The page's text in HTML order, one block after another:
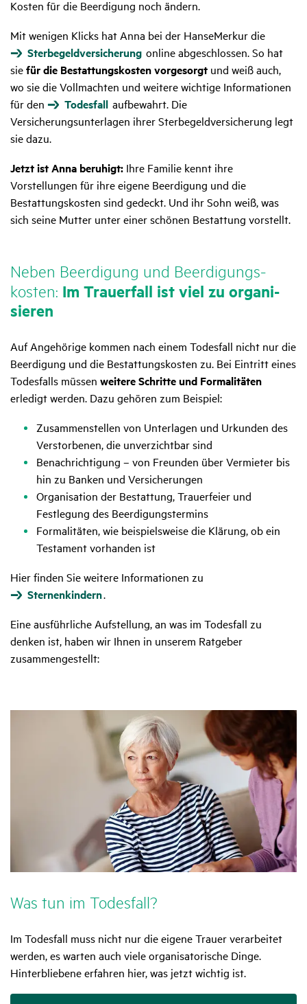
Kosten für die Beerdigung noch ändern.
Mit wenigen Klicks hat Anna bei der HanseMerkur die
Sterbegeldversicherung online abgeschlossen. So hat
siefür die Bestattungskosten vorgesorgt und weiß auch,
wo sie die Vollmachten und weitere wichtige Informationen
für den
Todesfall aufbewahrt. Die
Versicherungsunterlagen ihrer Sterbegeldversicherung legt
sie dazu.
Jetzt ist Anna beruhigt: Ihre Familie kennt ihre
Vorstellungen für ihre eigene Beerdigung und die
Bestattungskosten sind gedeckt. Und ihr Sohn weiß, was
sich seine Mutter unter einer schönen Bestattung vorstellt.
Neben Beer­di­gung und Beer­di­gungs­
kosten: Im Trau­er­fall ist viel zu orga­ni­
sieren
Auf Angehörige kommen nach einem Todesfall nicht nur die
Beerdigung und die Bestattungskosten zu. Bei Eintritt eines
Todesfalls müssen weitere Schritte und Formalitäten
erledigt werden. Dazu gehören zum Beispiel:
Zusammenstellen von Unterlagen und Urkunden des
Verstorbenen, die unverzichtbar sind
Benachrichtigung – von Freunden über Vermieter bis
hin zu Banken und Versicherungen
Organisation der Bestattung, Trauerfeier und
Festlegung des Beerdigungstermins
Formalitäten, wie beispielsweise die Klärung, ob ein
Testament vorhanden ist
Hier finden Sie weitere Informationen zu
Sternenkindern.
Eine ausführliche Aufstellung, an was im Todesfall zu
denken ist, haben wir Ihnen in unserem Ratgeber
zusammengestellt:
Was tun im Todes­fall?
Im Todesfall muss nicht nur die eigene Trauer verarbeitet
werden, es warten auch viele organisatorische Dinge.
Hinterbliebene erfahren hier, was jetzt wichtig ist.